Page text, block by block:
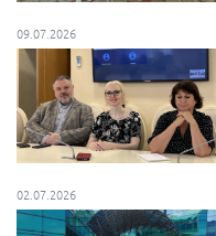
Общероссийская РС
Алтайский край
Брянская область
09.07.2026
02.07.2026